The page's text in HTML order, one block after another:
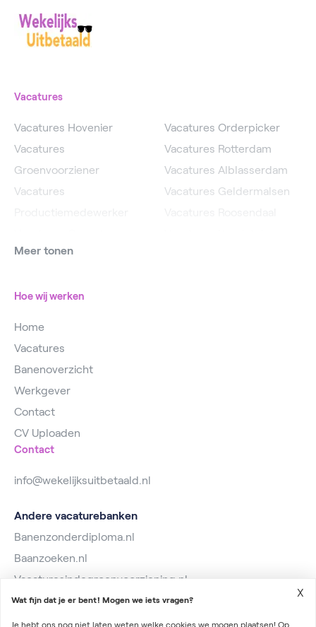
Vacatures
Vacatures Hovenier
Vacatures
Groenvoorziener
Vacatures
Vacatures
Vacatures Orderpicker
Vacatures Rotterdam
Vacatures Alblasserdam
Vacatures Geldermalsen
Meer tonen
Hoe wij werken
Home
Vacatures
Banenoverzicht
Werkgever
Contact
CV Uploaden
Contact
info@wekelijksuitbetaald.nl
Andere vacaturebanken
Banenzonderdiploma.nl
Baanzoeken.nl
Vacaturesindegroenvoorziening.nl
Wat fijn dat je er bent! Mogen we iets vragen?
Je hebt ons nog niet laten weten welke cookies we mogen plaatsen! Op
X